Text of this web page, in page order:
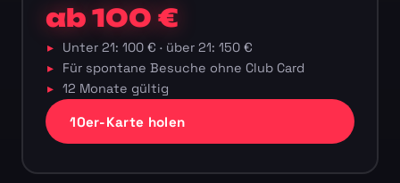
ab 100 €
Unter 21: 100 € · über 21: 150 €
Für spontane Besuche ohne Club Card
12 Monate gültig
10er-Karte holen